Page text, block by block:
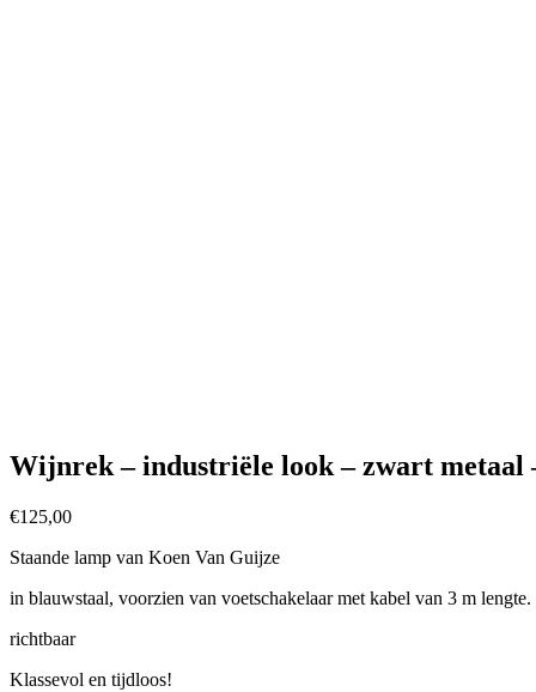
Wijnrek – industriële look – zwart metaal
€125,00
Staande lamp van Koen Van Guijze
in blauwstaal, voorzien van voetschakelaar met kabel van 3 m lengte.
richtbaar
Klassevol en tijdloos!